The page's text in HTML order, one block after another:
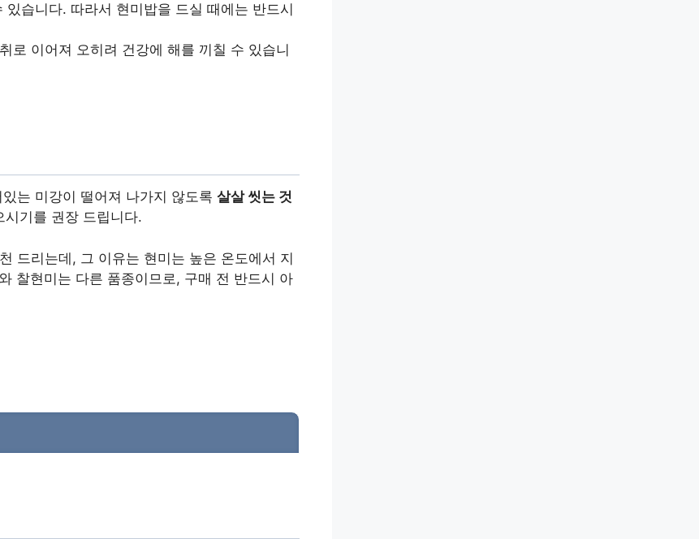
습니다. 따라서 현미밥을 드실 때에는 반드시
로 이어져 오히려 건강에 해를 끼칠 수 있습니
는 미강이 떨어져 나가지 않도록 살살 씻는 것
기를 권장 드립니다.
드리는데, 그 이유는 현미는 높은 온도에서 지
찰현미는 다른 품종이므로, 구매 전 반드시 아